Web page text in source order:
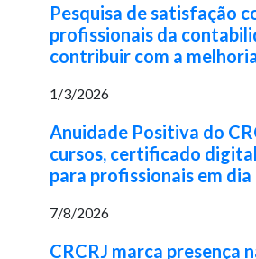
Pesquisa de satisfação
profissionais da
contribuir com a
1/3/2026
Anuidade Positiva do
cursos, certificado
para profissionais em dia
7/8/2026
CRCRJ marca presença